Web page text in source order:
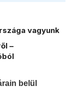
vagyunk
–
belül